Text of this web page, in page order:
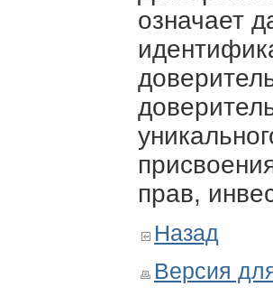
означает
прав,
Назад
Версия